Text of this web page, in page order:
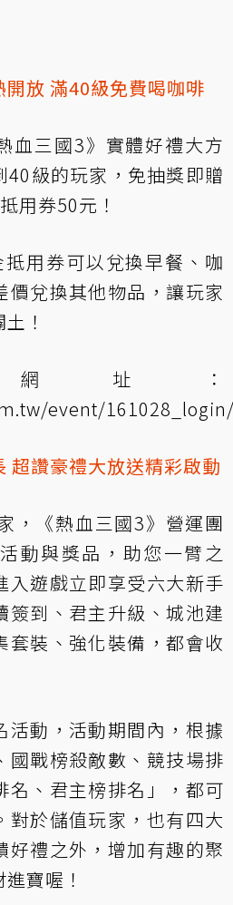
放 滿40級免費喝咖啡
血三國3》實體好禮大方
40級的玩家，免抽獎即贈
用券50元！
抵用券可以兌換早餐、咖
價兌換其他物品，讓玩家
！
址：
event/
超讚豪禮大放送精彩啟動
，《熱血三國3》營運團
動與獎品，助您一臂之
入遊戲立即享受六大新手
簽到、君主升級、城池建
套裝、強化裝備，都會收
活動，活動期間內，根據
國戰榜殺敵數、競技場排
名、君主榜排名」，都可
對於儲值玩家，也有四大
好禮之外，增加有趣的聚
寶喔！